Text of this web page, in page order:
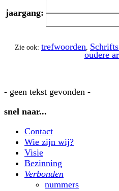
jaargang:
Zie ook: trefwoorden,
oudere
- geen tekst gevonden -
snel naar...
Contact
Wie zijn wij?
Visie
Bezinning
Verbonden
nummers